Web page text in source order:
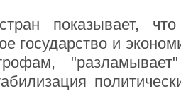
показывает,
государство и